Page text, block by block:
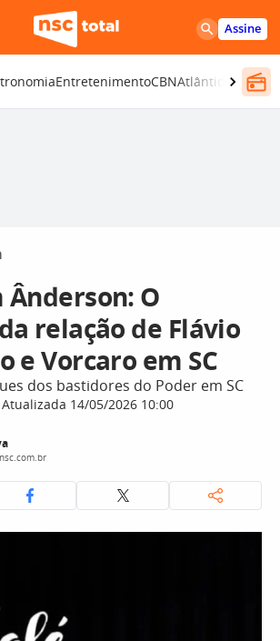
Assine
EntretenimentoCBNAtlântida SC
Ânderson: O
relação de Flávio
e Vorcaro em SC
dos bastidores do Poder em SC
Atualizada 14/05/2026 10:00